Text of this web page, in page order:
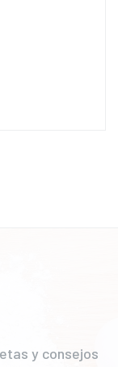
y consejos